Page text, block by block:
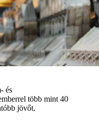
és
több mint 40
jövőt.